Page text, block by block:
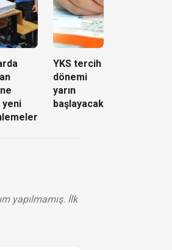
yeni
YKS tercih
dönemi
yarın
başlayacak
yapılmamış. İlk